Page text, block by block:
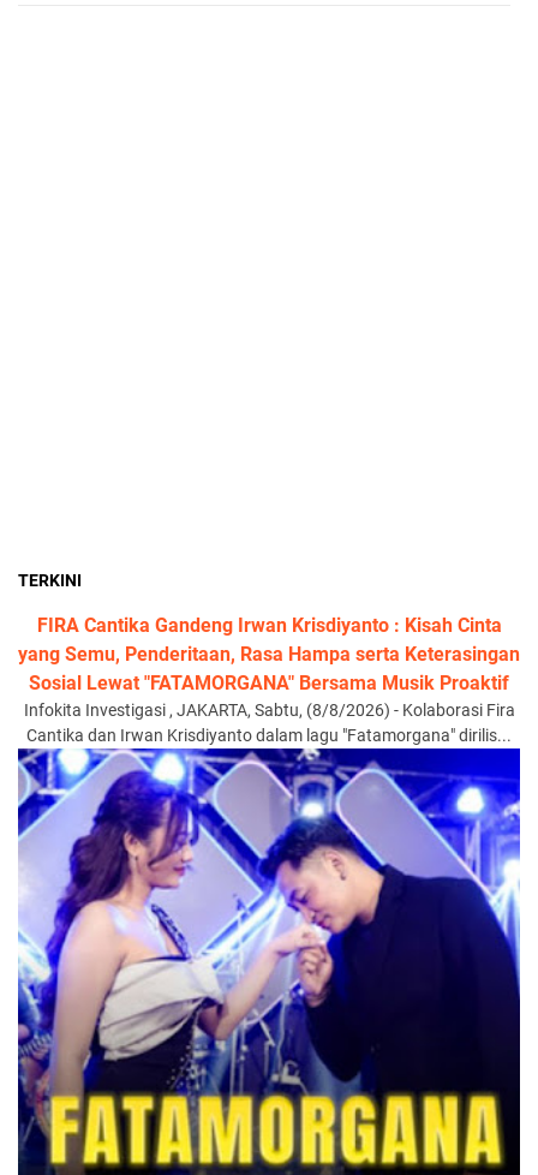
TERKINI
FIRA Cantika Gandeng Irwan Krisdiyanto : Kisah Cinta
yang Semu, Penderitaan, Rasa Hampa serta Keterasingan
Sosial Lewat "FATAMORGANA" Bersama Musik Proaktif
Infokita Investigasi , JAKARTA, Sabtu, (8/8/2026) - Kolaborasi Fira
Cantika dan Irwan Krisdiyanto dalam lagu "Fatamorgana" dirilis...